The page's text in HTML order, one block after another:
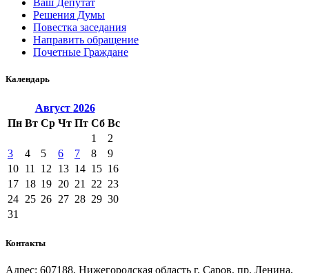
Решения Думы
Повестка заседания
Направить обращение
Почетные Граждане
Календарь
Август 2026
Пн Вт Ср Чт Пт Сб Вс
1
2
3
4 5 6 7 8
9
10 11 12 13 14 15 16
17 18 19 20 21 22 23
24 25 26 27 28 29 30
31
Контакты
Адрес: 607188, Нижегородская область г. Саров, пр. Ленина,